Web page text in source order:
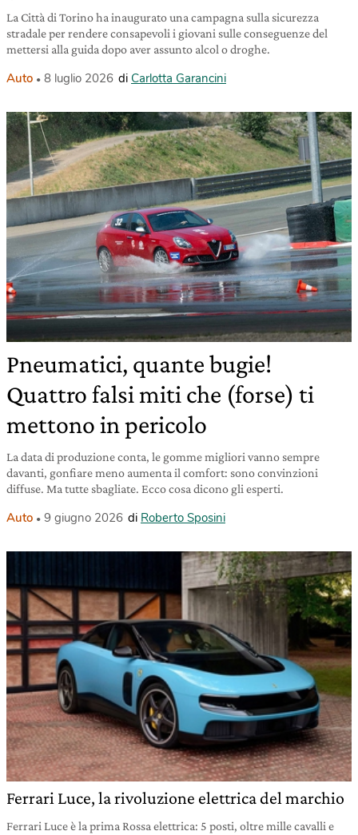
La Città di Torino ha inaugurato una campagna sulla sicurezza
stradale per rendere consapevoli i giovani sulle conseguenze del
mettersi alla guida dopo aver assunto alcol o droghe.
Auto 8 luglio 2026 di Carlotta Garancini
Pneumatici, quante bugie!
Quattro falsi miti che (forse) ti
mettono in pericolo
La data di produzione conta, le gomme migliori vanno sempre
davanti, gonfiare meno aumenta il comfort: sono convinzioni
diffuse. Ma tutte sbagliate. Ecco cosa dicono gli esperti.
Auto 9 giugno 2026 di Roberto Sposini
Ferrari Luce, la rivoluzione elettrica del marchio
Ferrari Luce è la prima Rossa elettrica: 5 posti, oltre mille cavalli e